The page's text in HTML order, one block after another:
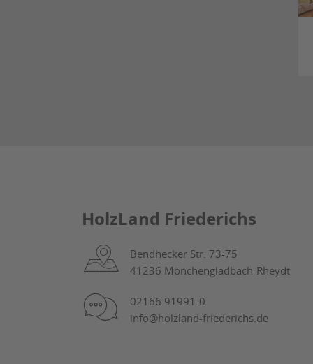
HolzLand Friederichs
Bendhecker Str. 73-75
41236 Mönchengladbach-Rheydt
02166 91991-0
info@holzland-friederichs.de